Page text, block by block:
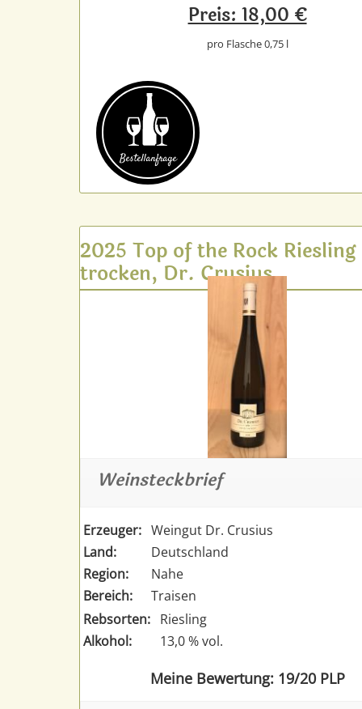
Preis: 18,00 €
pro Flasche 0,75 l
Bestell­anfrage
2025 Top of the Rock Riesling
trocken, Dr. Crusius
Weinsteckbrief
Erzeuger: Weingut Dr. Crusius
Land:
Deutschland
Region:
Nahe
Bereich:
Traisen
Rebsorten: Riesling
Alkohol:
13,0 % vol.
Meine Bewertung: 19/20 PLP